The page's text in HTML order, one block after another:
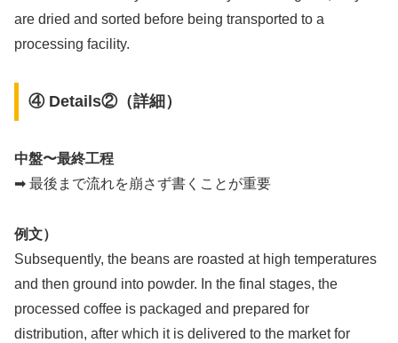
are dried and sorted before being transported to a
processing facility.
④ Details②（詳細）
中盤〜最終工程
➡ 最後まで流れを崩さず書くことが重要
例文）
Subsequently, the beans are roasted at high temperatures
and then ground into powder. In the final stages, the
processed coffee is packaged and prepared for
distribution, after which it is delivered to the market for